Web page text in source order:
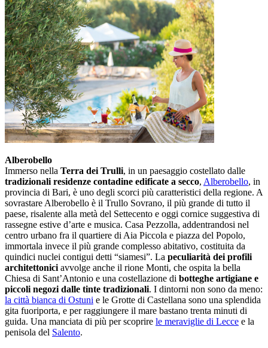
Alberobello
Immerso nella Terra dei Trulli, in un paesaggio costellato dalle
tradizionali residenze contadine edificate a secco, Alberobello, in
provincia di Bari, è uno degli scorci più caratteristici della regione. A
sovrastare Alberobello è il Trullo Sovrano, il più grande di tutto il
paese, risalente alla metà del Settecento e oggi cornice suggestiva di
rassegne estive d’arte e musica. Casa Pezzolla, addentrandosi nel
centro urbano fra il quartiere di Aia Piccola e piazza del Popolo,
immortala invece il più grande complesso abitativo, costituita da
quindici nuclei contigui detti “siamesi”. La peculiarità dei profili
architettonici avvolge anche il rione Monti, che ospita la bella
Chiesa di Sant’Antonio e una costellazione di botteghe artigiane e
piccoli negozi dalle tinte tradizionali. I dintorni non sono da meno:
la città bianca di Ostuni e le Grotte di Castellana sono una splendida
gita fuoriporta, e per raggiungere il mare bastano trenta minuti di
guida. Una manciata di più per scoprire le meraviglie di Lecce e la
penisola del Salento.